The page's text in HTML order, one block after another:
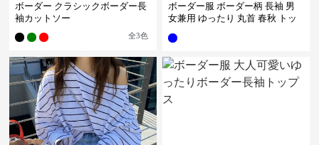
ボーダー クラシックボーダー長
袖カットソー
全3色
ボーダー服 ボーダー柄 長袖 男
女兼用 ゆったり 丸首 春秋 トッ